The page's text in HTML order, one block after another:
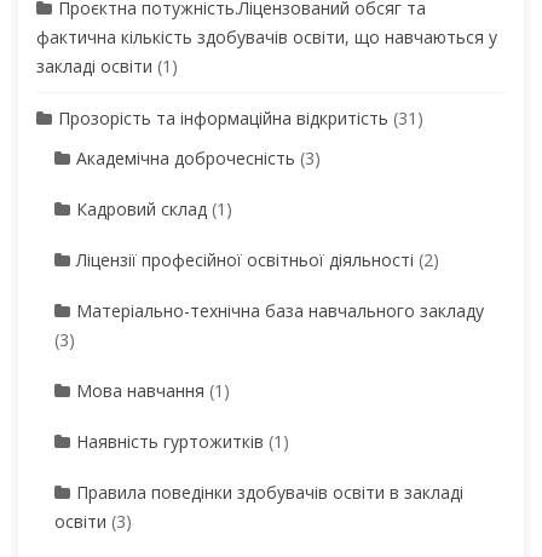
Проєктна потужність.Ліцензований обсяг та
фактична кількість здобувачів освіти, що навчаються у
закладі освіти (1)
Прозорість та інформаційна відкритість (31)
Академічна доброчесність (3)
Кадровий склад (1)
Ліцензії професійної освітньої діяльності (2)
Матеріально-технічна база навчального закладу
(3)
Мова навчання (1)
Наявність гуртожитків (1)
Правила поведінки здобувачів освіти в закладі
освіти (3)